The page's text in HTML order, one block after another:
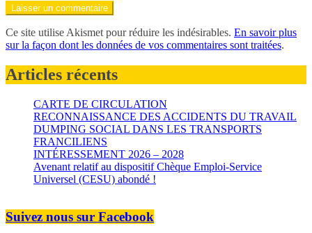
Ce site utilise Akismet pour réduire les indésirables. En savoir plus
sur la façon dont les données de vos commentaires sont traitées.
Articles récents
CARTE DE CIRCULATION
RECONNAISSANCE DES ACCIDENTS DU TRAVAIL
DUMPING SOCIAL DANS LES TRANSPORTS
FRANCILIENS
INTÉRESSEMENT 2026 – 2028
Avenant relatif au dispositif Chèque Emploi-Service
Universel (CESU) abondé !
Suivez nous sur Facebook